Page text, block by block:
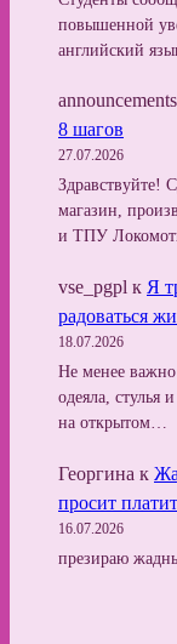
повышенной
английский
8 шагов
27.07.2026
Здравствуйте!
магазин,
и ТПУ
vse_pgpl к Я
радоваться
18.07.2026
Не менее
одеяла, стулья
на открытом…
Георгина к
просит
16.07.2026
презираю